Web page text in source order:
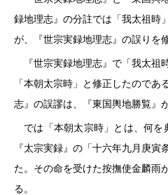
録地理志』の分註では「我太祖時
が、『世宗実録地理志』の誤りを
『世宗実録地理志』で「我太祖
「本朝太宗時」と修正したので
志』の誤謬は、『東国輿地勝覧』
では「本朝太宗時」とは、何を
『太宗実録』の「十六年九月庚
た。その命を受けた按撫使金麟雨
る。